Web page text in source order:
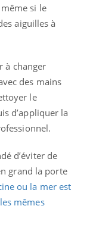
si le
aiguilles à
à changer
des mains
le
d’appliquer la
d’éviter de
grand la porte
ou la mer est
mêmes